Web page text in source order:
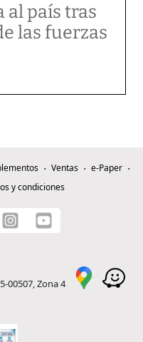
al país tras
las fuerzas
Ventas
e-Paper
y condiciones
00507, Zona 4